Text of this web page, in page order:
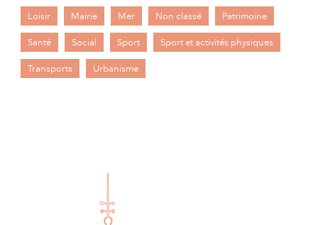
Loisir Mairie Mer Non classé Patrimoine
Santé Social Sport Sport et activités physiques
Transports Urbanisme